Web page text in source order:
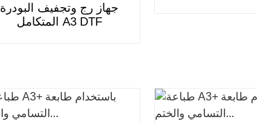
جهاز رج وتجفيف البودرة
المتكامل A3 DTF